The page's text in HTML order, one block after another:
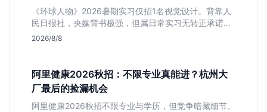
《环球人物》2026暑期实习仅招1名视觉设计。背靠人
民日报社，央媒背书极强，但属日常实习无转正承诺。
适合追求高含金量简历、能接受严谨流程的设计生，想
2026/8/8
阿里健康2026秋招：不限专业真能进？杭州大
厂最后的捡漏机会
阿里健康2026秋招不限专业与学历，但竞争暗藏细节。